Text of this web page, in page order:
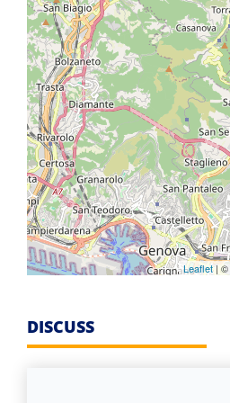
Leaflet| ©
DISCUSS